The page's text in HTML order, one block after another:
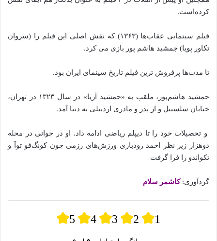
کرده‌است.
فیلم سینمایی عقاب‌ها (۱۳۶۳) که نقش اصلی این فیلم را (سروان
تکاور پویا) جمشید هاشم‌ پور بازی می‌ کرد.
تا مدت‌ها پرفروش‌ ترین فیلم تاریخ سینمای ایران بود.
جمشید هاشم‌پور، ملقب به «جمشید آریا» در سال ۱۳۲۳ در تهران،
خیابان سلسبیل و از پدر و مادری اردبیلی به دنیا آمد.
و تحصیلات خود را تا دیپلم ریاضی ادامه داد. او در جوانی در محله
دوهزار زیر نظر احمد رودباری ورزش‌های رزمی چون کونگ‌فو توآ و‌
تکواندو را فرا گرفت
گردآوری:کاشمر سلام
5 4 3 2 1